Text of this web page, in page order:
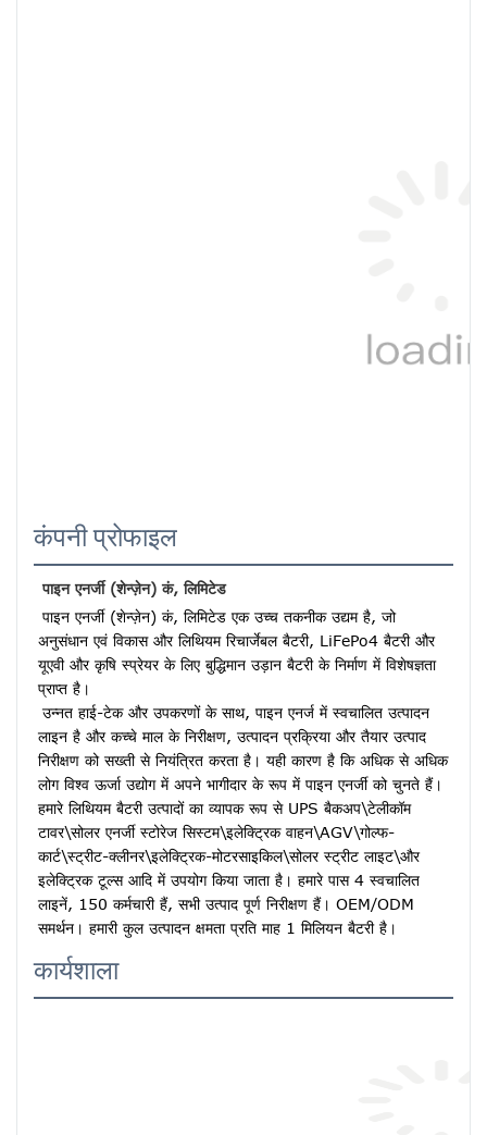
कंपनी प्रोफाइल
पाइन एनर्जी (शेन्ज़ेन) कं, लिमिटेड
पाइन एनर्जी (शेन्ज़ेन) कं, लिमिटेड एक उच्च तकनीक उद्यम है, जो
अनुसंधान एवं विकास और लिथियम रिचार्जेबल बैटरी, LiFePo4 बैटरी और
यूएवी और कृषि स्प्रेयर के लिए बुद्धिमान उड़ान बैटरी के निर्माण में विशेषज्ञता
प्राप्त है।
उन्नत हाई-टेक और उपकरणों के साथ, पाइन एनर्ज में स्वचालित उत्पादन
लाइन है और कच्चे माल के निरीक्षण, उत्पादन प्रक्रिया और तैयार उत्पाद
निरीक्षण को सख्ती से नियंत्रित करता है। यही कारण है कि अधिक से अधिक
लोग विश्व ऊर्जा उद्योग में अपने भागीदार के रूप में पाइन एनर्जी को चुनते हैं।
हमारे लिथियम बैटरी उत्पादों का व्यापक रूप से UPS बैकअप\टेलीकॉम
टावर\सोलर एनर्जी स्टोरेज सिस्टम\इलेक्ट्रिक वाहन\AGV\गोल्फ-
कार्ट\स्ट्रीट-क्लीनर\इलेक्ट्रिक-मोटरसाइकिल\सोलर स्ट्रीट लाइट\और
इलेक्ट्रिक टूल्स आदि में उपयोग किया जाता है। हमारे पास 4 स्वचालित
लाइनें, 150 कर्मचारी हैं, सभी उत्पाद पूर्ण निरीक्षण हैं। OEM/ODM
समर्थन। हमारी कुल उत्पादन क्षमता प्रति माह 1 मिलियन बैटरी है।
कार्यशाला